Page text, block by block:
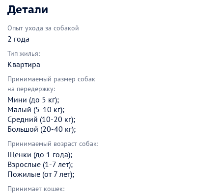
Детали
Опыт ухода за собакой
2 года
Тип жилья:
Квартира
Принимаемый размер собак
на передержку:
Мини (до 5 кг);
Малый (5-10 кг);
Средний (10-20 кг);
Большой (20-40 кг);
Принимаемый возраст собак:
Щенки (до 1 года);
Взрослые (1-7 лет);
Пожилые (от 7 лет);
Принимает кошек: